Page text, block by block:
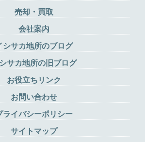
売却・買取
会社案内
シサカ地所のブログ
サカ地所の旧ブログ
お役立ちリンク
お問い合わせ
ライバシーポリシー
サイトマップ